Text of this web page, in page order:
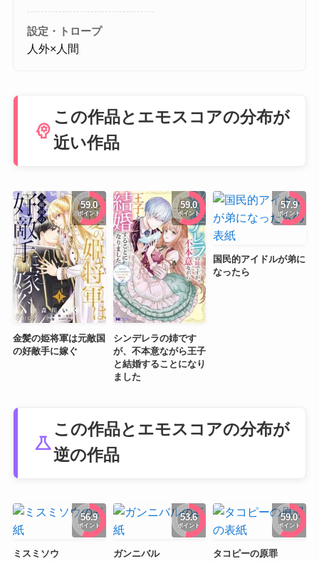
設定・トロープ
人外×人間
psychology
この作品とエモスコアの分布が
近い作品
59.0
ポイント
金髪の姫将軍は元敵国
の好敵手に嫁ぐ
59.0
ポイント
シンデレラの姉です
が、不本意ながら王子
と結婚することになり
ました
57.9
ポイント
国民的アイドルが弟に
なったら
science
この作品とエモスコアの分布が
逆の作品
56.9
ポイント
ミスミソウ
53.6
ポイント
ガンニバル
59.0
ポイント
タコピーの原罪